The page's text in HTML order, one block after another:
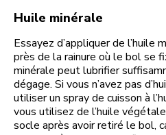
Huile minérale
Essayez d’appliquer de l’huile
près de la rainure où le bol se
minérale peut lubrifier
dégage. Si vous n’avez pas
utiliser un spray de cuisson à
vous utilisez de l’huile
socle après avoir retiré le bol,